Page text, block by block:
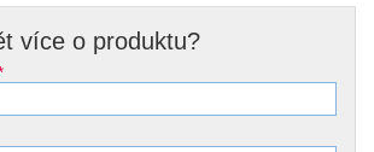
více o produktu?